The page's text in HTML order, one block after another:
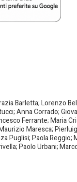
Barletta; Lorenzo
Anna Corrado;
Ferrante; Maria
Maresca;
Paola
Paolo Urbani;